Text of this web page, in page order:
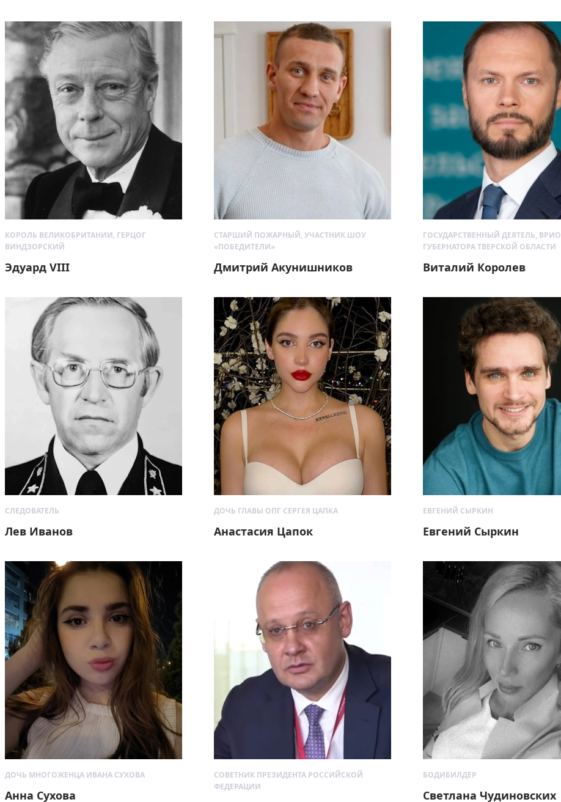
КОРОЛЬ ВЕЛИКОБРИТАНИИ, ГЕРЦОГ
ВИНДЗОРСКИЙ
Эдуард VIII
СТАРШИЙ ПОЖАРНЫЙ, УЧАСТНИК ШОУ
«ПОБЕДИТЕЛИ»
Дмитрий Акунишников
ГОСУДАРСТВЕННЫЙ ДЕЯТЕЛЬ, ВРИО
ГУБЕРНАТОРА ТВЕРСКОЙ ОБЛАСТИ
Виталий Королев
СЛЕДОВАТЕЛЬ
Лев Иванов
ДОЧЬ ГЛАВЫ ОПГ СЕРГЕЯ ЦАПКА
Анастасия Цапок
ЕВГЕНИЙ СЫРКИН
Евгений Сыркин
ДОЧЬ МНОГОЖЕНЦА ИВАНА СУХОВА
Анна Сухова
СОВЕТНИК ПРЕЗИДЕНТА РОССИЙСКОЙ
ФЕДЕРАЦИИ
БОДИБИЛДЕР
Светлана Чудиновских